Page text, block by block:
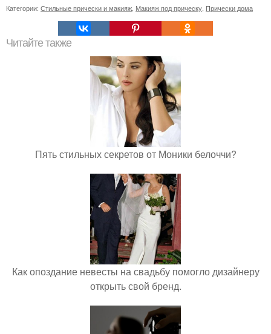
Категории: Стильные прически и макияж Макияж под прическу Прически дома
Читайте также
Пять стильных секретов от Моники белоччи?
Как опоздание невесты на свадьбу помогло дизайнеру
открыть свой бренд.